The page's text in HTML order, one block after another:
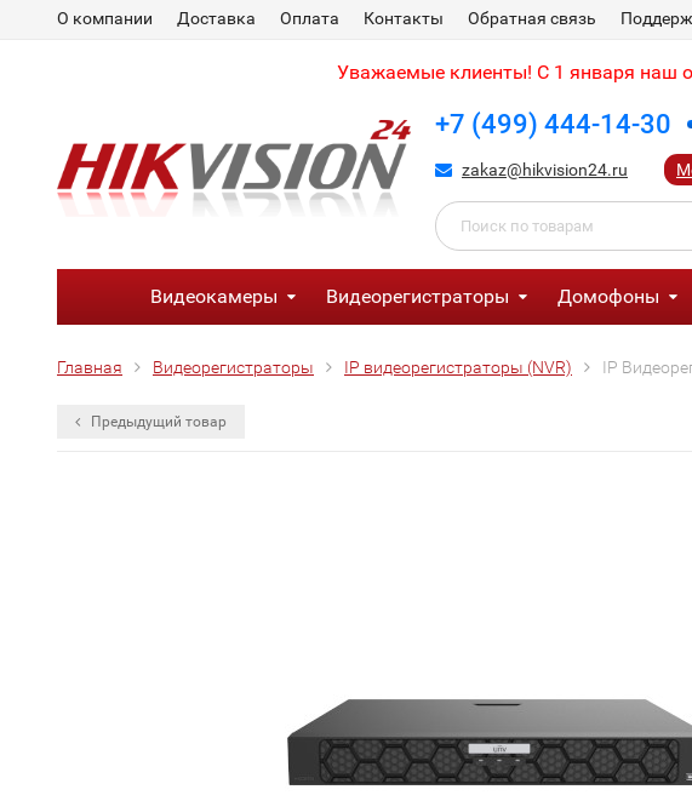
О компании Доставка Оплата Контакты Обратная связь
Уважаемые клиенты! С 1 января наш
+7 (499) 444-14-30
zakaz@hikvision24.ru
Видеокамеры Видеорегистраторы Домофоны
Главная Видеорегистраторы IP видеорегистраторы (NVR) IP
Предыдущий товар